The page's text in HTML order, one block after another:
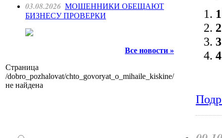
03.08.2026 МОШЕННИКИ ОБЕЩАЮТ
БИЗНЕСУ ПРОВЕРКИ
Все новости »
Страница
/dobro_pozhalovat/chto_govoryat_o_mihaile_kiskine/
не найдена